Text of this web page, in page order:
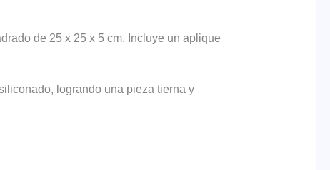
de 25 x 25 x 5 cm. Incluye un aplique
logrando una pieza tierna y